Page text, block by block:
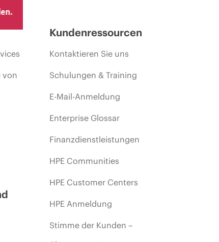
von
Kundenressourcen
Kontaktieren Sie uns
Schulungen & Training
E-Mail-Anmeldung
Enterprise Glossar
Finanzdienstleistungen
HPE Communities
HPE Customer Centers
HPE Anmeldung
Stimme der Kunden –